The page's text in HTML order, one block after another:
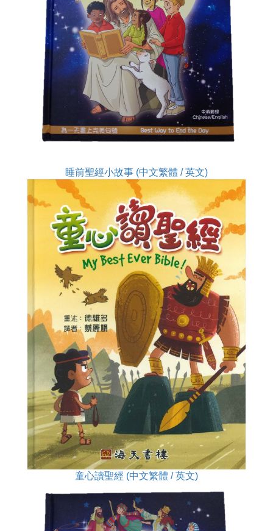
睡前聖經小故事 (中文繁體 / 英文)
童心讀聖經 (中文繁體 / 英文)